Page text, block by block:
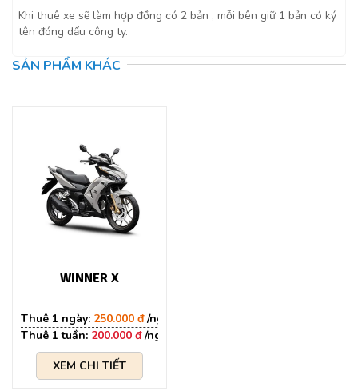
Khi thuê xe sẽ làm hợp đồng có 2 bản , mỗi bên giữ 1 bản có ký
tên đóng dấu công ty.
SẢN PHẨM KHÁC
WINNER X
250.000 đ
200.000 đ
XEM CHI TIẾT